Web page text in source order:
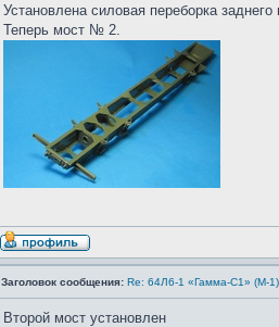
Установлена силовая переборка заднего
Теперь мост № 2.
Заголовок сообщения: Re: 64Л6-1 «Гамма-С1» (М-
Второй мост установлен